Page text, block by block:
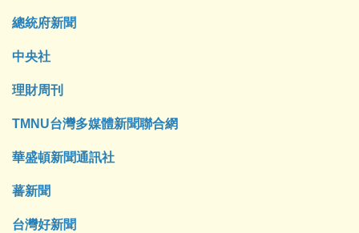
總統府新聞
中央社
理財周刊
TMNU台灣多媒體新聞聯合網
華盛頓新聞通訊社
蕃新聞
台灣好新聞